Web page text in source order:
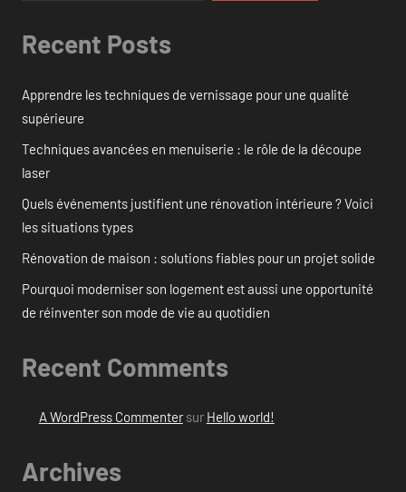
Recent Posts
Apprendre les techniques de vernissage pour une qualité
supérieure
Techniques avancées en menuiserie : le rôle de la découpe
laser
Quels événements justifient une rénovation intérieure ? Voici
les situations types
Rénovation de maison : solutions fiables pour un projet solide
Pourquoi moderniser son logement est aussi une opportunité
de réinventer son mode de vie au quotidien
Recent Comments
A WordPress Commentersur Hello world!
Archives